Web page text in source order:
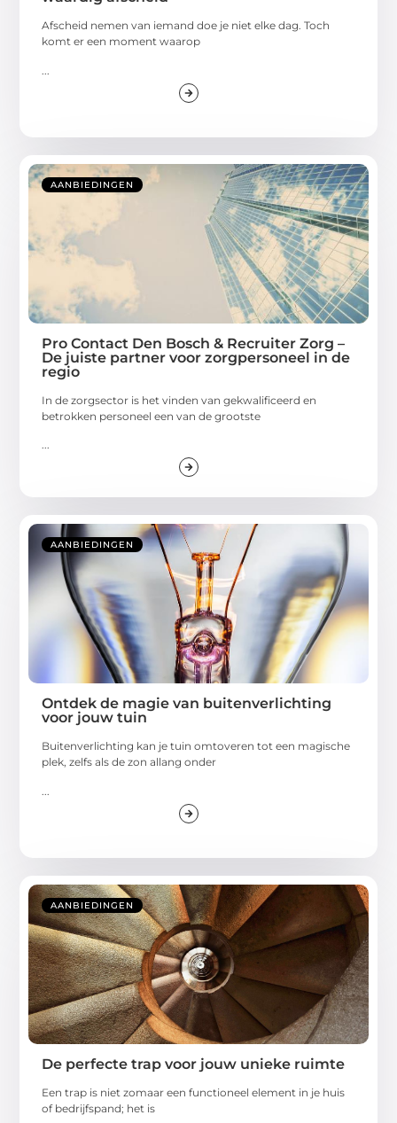
Afscheid nemen van iemand doe je niet elke dag. Toch
komt er een moment waarop
AANBIEDINGEN
Pro Contact Den Bosch & Recruiter Zorg –
De juiste partner voor zorgpersoneel in de
regio
In de zorgsector is het vinden van gekwalificeerd en
betrokken personeel een van de grootste
...
AANBIEDINGEN
Ontdek de magie van buitenverlichting
voor jouw tuin
Buitenverlichting kan je tuin omtoveren tot een magische
plek, zelfs als de zon allang onder
AANBIEDINGEN
De perfecte trap voor jouw unieke ruimte
Een trap is niet zomaar een functioneel element in je huis
of bedrijfspand; het is